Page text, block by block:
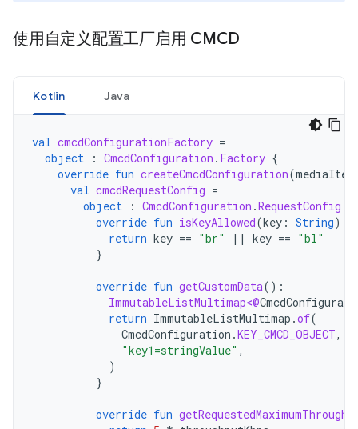
使用自定义配置工厂启用 CMCD
Kotlin Java
val cmcdConfigurationFactory =
object
: CmcdConfiguration . Factory {
override fun createCmcdConfiguration(mediaItem
val cmcdRequestConfig =
object
: CmcdConfiguration .RequestConfig
override fun isKeyAllowed(key : String):
return key == "br" || key == "bl"
}
override fun getCustomData():
ImmutableListMultimap<@
return ImmutableListMultimap .of(
CmcdConfiguration .KEY_CMCD_OBJECT,
"key1=stringValue" ,
)
}
override fun